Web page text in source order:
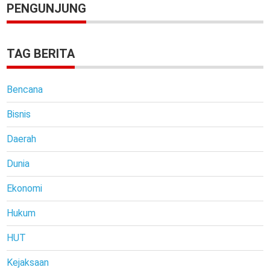
PENGUNJUNG
TAG BERITA
Bencana
Bisnis
Daerah
Dunia
Ekonomi
Hukum
HUT
Kejaksaan